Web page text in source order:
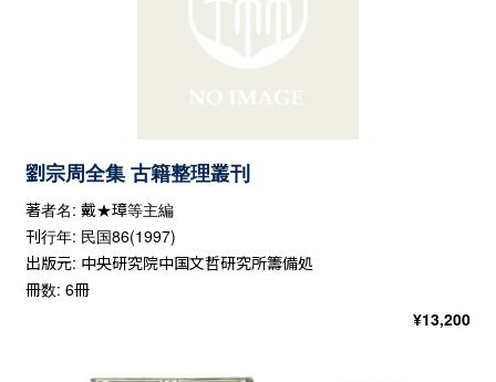
劉宗周全集 古籍整理叢刊
著者名: 戴★璋等主編
刊行年: 民国86(1997)
出版元: 中央研究院中国文哲研究所籌備処
冊数: 6冊
¥13,200